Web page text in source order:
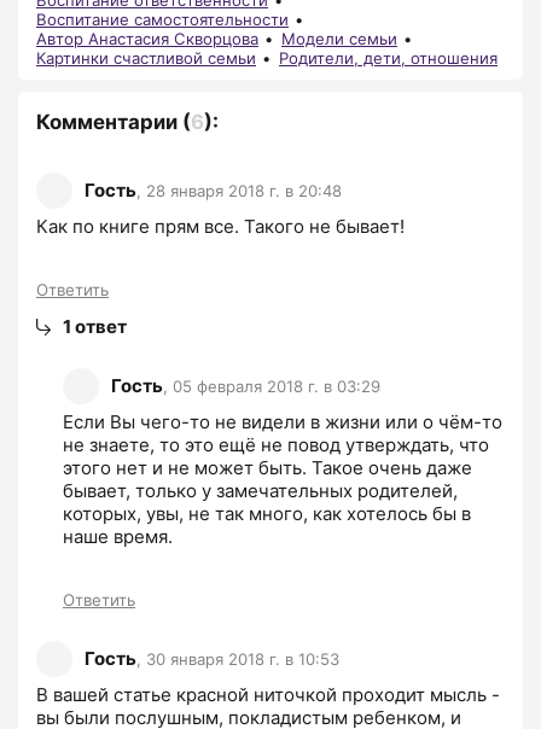
Воспитание самостоятельности
Автор Анастасия Скворцова
Модели семьи
Картинки счастливой семьи
Родители, дети, отношения
Комментарии (6):
Гость, 28 января 2018 г. в 20:48
Как по книге прям все. Такого не бывает!
Ответить
1 ответ
Гость, 05 февраля 2018 г. в 03:29
Если Вы чего-то не видели в жизни или о чём-то
не знаете, то это ещё не повод утверждать, что
этого нет и не может быть. Такое очень даже
бывает, только у замечательных родителей,
которых, увы, не так много, как хотелось бы в
наше время.
Ответить
Гость, 30 января 2018 г. в 10:53
В вашей статье красной ниточкой проходит мысль -
вы были послушным, покладистым ребенком, и